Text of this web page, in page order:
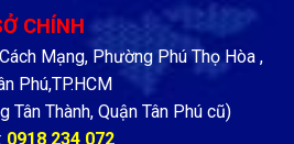
CHÍNH
Mạng, Phường Phú Thọ Hòa ,
Phú,TP.HCM
Tân Thành, Quận Tân Phú cũ)
0918 234 072